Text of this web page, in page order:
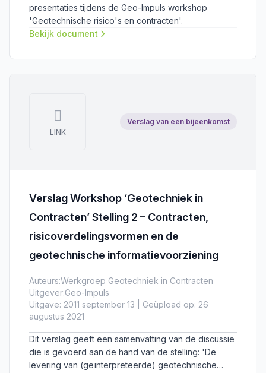
presentaties tijdens de Geo-Impuls workshop
'Geotechnische risico's en contracten'.
Bekijk document
LINK
Verslag van een bijeenkomst
Verslag Workshop ‘Geotechniek in
Contracten’ Stelling 2 – Contracten,
risicoverdelingsvormen en de
geotechnische informatievoorziening
Auteurs:Werkgroep Geotechniek in Contracten
Uitgever:Geo-Impuls
Uitgave: 2011 september 13 | Geüpload op: 26
augustus 2021
Dit verslag geeft een samenvatting van de discussie
die is gevoerd aan de hand van de stelling: 'De
levering van (geïnterpreteerde) geotechnische